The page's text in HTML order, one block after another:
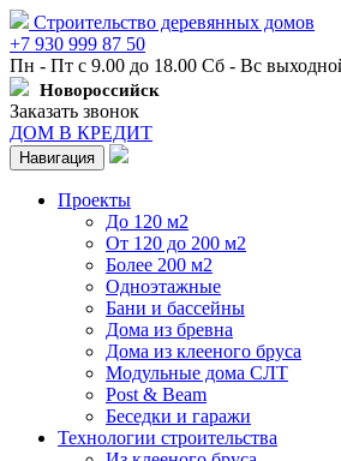
Строительство деревянных домов
+7 930 999 87 50
Пн - Пт с 9.00 до 18.00 Сб - Вс
Новороссийск
Заказать звонок
ДОМ В КРЕДИТ
Навигация
Проекты
До 120 м2
От 120 до 200 м2
Более 200 м2
Одноэтажные
Бани и бассейны
Дома из бревна
Дома из клееного бруса
Модульные дома СЛТ
Post & Beam
Беседки и гаражи
Технологии строительства